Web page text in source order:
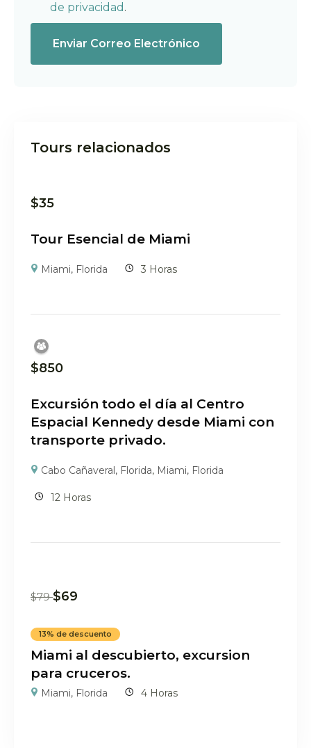
de privacidad .
Enviar Correo Electrónico
Tours relacionados
$35
Tour Esencial de Miami
Miami, Florida 3 Horas
$850
Excursión todo el día al Centro
Espacial Kennedy desde Miami con
transporte privado.
Cabo Cañaveral, Florida, Miami, Florida
12 Horas
$79 $69
13% de descuento
Miami al descubierto, excursion
para cruceros.
Miami, Florida 4 Horas